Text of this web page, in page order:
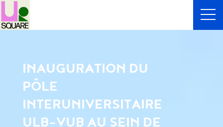
INAUGURATION DU
PÔLE
INTERUNIVERSITAIRE
ULB-VUB AU SEIN DE